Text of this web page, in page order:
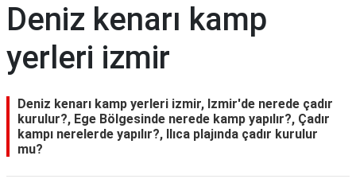
Deniz kenarı kamp
yerleri izmir
Deniz kenarı kamp yerleri izmir, Izmir'de nerede çadır
kurulur?, Ege Bölgesinde nerede kamp yapılır?, Çadır
kampı nerelerde yapılır?, Ilıca plajında çadır kurulur
mu?